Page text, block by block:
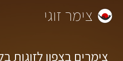
צימר זוגי
צימרים בצפון לזוגות